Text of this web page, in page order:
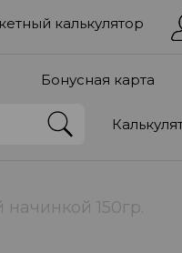
калькулятор
Бонусная карта
150гр.